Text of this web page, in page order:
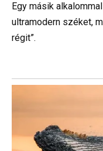
Egy másik
ultramodern széket,
régit”.